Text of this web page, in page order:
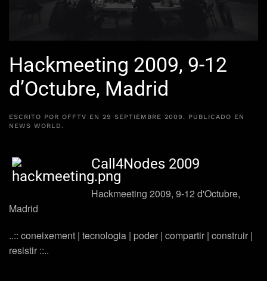
Hackmeeting 2009, 9-12
d’Octubre, Madrid
ESCRITO POR OFFTV EN 29 SEPTIEMBRE 2009. PUBLICADO EN
NEWS WORLD.
Call4Nodes 2009
Hackmeeting 2009, 9-12 d'Octubre,
Madrid
..:: coneixement | tecnologia | poder | compartir | construir |
resistir ::..